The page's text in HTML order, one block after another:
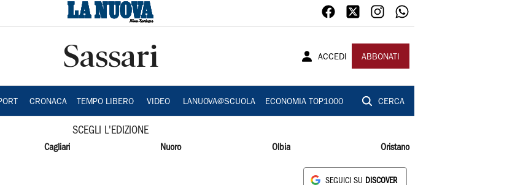
Sassari ACCEDI ABBONATI
CRONACA TEMPO LIBERO VIDEO LANUOVA@SCUOLA ECONOMIA TOP1000 CERCA
SCEGLI L'EDIZIONE
Cagliari Nuoro Olbia Oristano
SEGUICI SU DISCOVER